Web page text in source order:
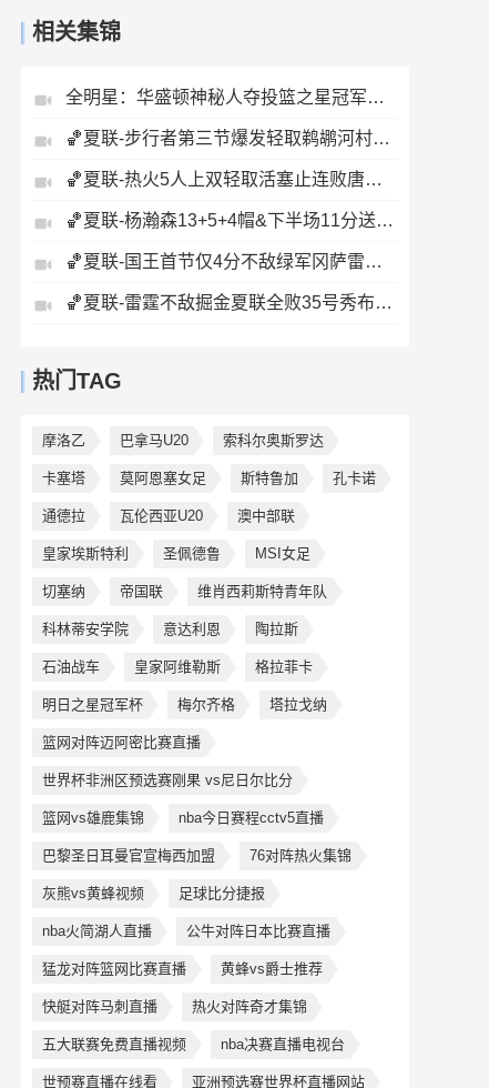
相关集锦
全明星：华盛顿神秘人夺投篮之星冠军！福德夺得三分大赛冠军！
🏀夏联-步行者第三节爆发轻取鹈鹕河村勇辉5+5+12斯劳森22分
🏀夏联-热火5人上双轻取活塞止连败唐纳森20+8+10奥科里27分
🏀夏联-杨瀚森13+5+4帽&下半场11分送惊艳妙传开拓者力克掘金
🏀夏联-国王首节仅4分不敌绿军冈萨雷斯24+10+5塞纳克10+12
🏀夏联-雷霆不敌掘金夏联全败35号秀布拉齐尔32+6马拉14+7+6
热门TAG
摩洛乙 巴拿马U20 索科尔奥斯罗达
卡塞塔 莫阿恩塞女足 斯特鲁加 孔卡诺
通德拉 瓦伦西亚U20 澳中部联
皇家埃斯特利 圣佩德鲁 MSI女足
切塞纳 帝国联 维肖西莉斯特青年队
科林蒂安学院 意达利恩 陶拉斯
石油战车 皇家阿维勒斯 格拉菲卡
明日之星冠军杯 梅尔齐格 塔拉戈纳
篮网对阵迈阿密比赛直播
世界杯非洲区预选赛刚果 vs尼日尔比分
篮网vs雄鹿集锦 nba今日赛程cctv5直播
巴黎圣日耳曼官宣梅西加盟 76对阵热火集锦
灰熊vs黄蜂视频 足球比分捷报
nba火简湖人直播 公牛对阵日本比赛直播
猛龙对阵篮网比赛直播 黄蜂vs爵士推荐
快艇对阵马刺直播 热火对阵奇才集锦
五大联赛免费直播视频 nba决赛直播电视台
世预赛直播在线看 亚洲预选赛世界杯直播网站